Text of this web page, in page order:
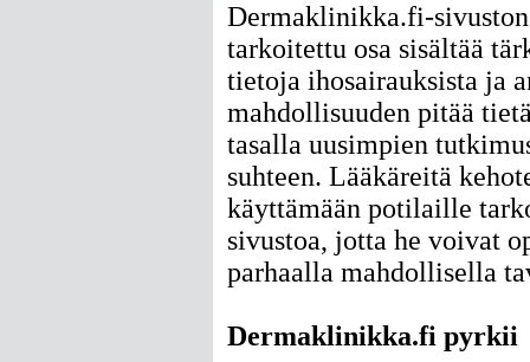
Dermaklinikka.fi-
tarkoitettu osa sisältää
tietoja ihosairauksista ja
mahdollisuuden pitää
tasalla uusimpien
suhteen. Lääkäreitä
käyttämään potilaille
sivustoa, jotta he voivat
parhaalla mahdollisella
Dermaklinikka.fi pyrkii